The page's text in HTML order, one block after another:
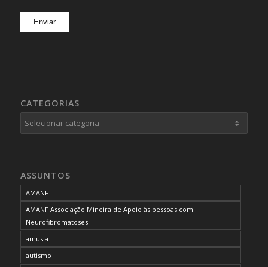
CATEGORIAS
Categorias
ASSUNTOS
AMANF
AMANF Associação Mineira de Apoio às pessoas com
Neurofibromatoses
amusia
autismo